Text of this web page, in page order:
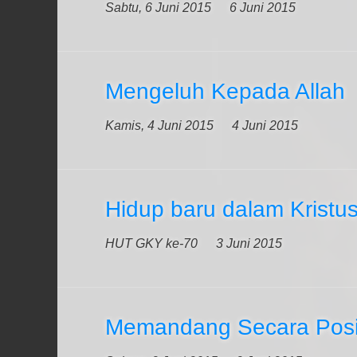
Sabtu, 6 Juni 2015 6 Juni 2015
Mengeluh Kepada Allah
Kamis, 4 Juni 2015 4 Juni 2015
Hidup baru dalam
HUT GKY ke-70 3 Juni 2015
Memandang Secara